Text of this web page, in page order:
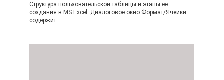
Структура пользовательской таблицы и этапы ее
создания в MS Excel. Диалоговое окно Формат/Ячейки
содержит